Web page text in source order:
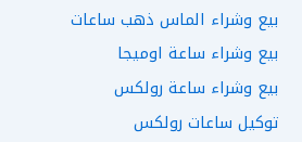
بيع وشراء الماس ذهب ساعات
بيع وشراء ساعة اوميجا
بيع وشراء ساعة رولكس
توكيل ساعات رولكس